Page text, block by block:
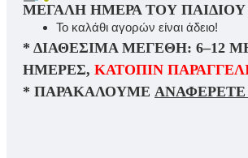
Το καλάθι αγορών είναι άδειο!
ΜΕΓΆΛΗ ΗΜΈΡΑ ΤΟΥ ΠΑΙΔΙΟΎ
* ΔΙΑΘΈΣΙΜΑ ΜΕΓΈΘΗ: 6–12
ΗΜΈΡΕΣ, ΚΑΤΌΠΙΝ
* ΠΑΡΑΚΑΛΟΎΜΕ